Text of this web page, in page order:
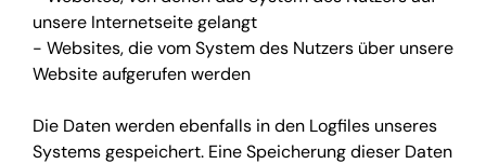
unsere Internetseite gelangt
- Websites, die vom System des Nutzers über unsere
Website aufgerufen werden
Die Daten werden ebenfalls in den Logfiles unseres
Systems gespeichert. Eine Speicherung dieser Daten